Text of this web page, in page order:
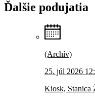
Ďalšie podujatia
(Archív)
25. júl 2026
Kiosk, Stanica